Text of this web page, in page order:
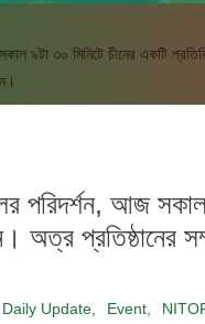
৯টা ৩০ মিনিটে চীনের একটি
পরিদর্শন, আজ
অত্র প্রতিষ্ঠানের
Daily Update Event